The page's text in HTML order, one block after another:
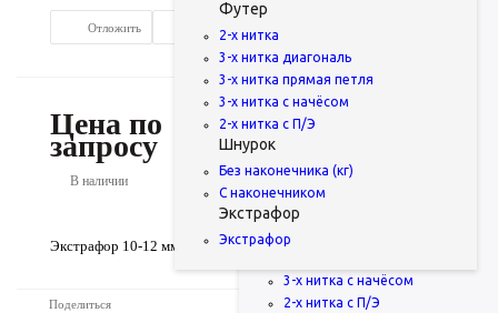
350 гр.м2
Рибана
Хлопок с лайкрой
100% хлопок
С начёсом
Футер
2-х нитка
3-х нитка диагональ
3-х нитка с начёсом
2-х нитка с П/Э
Футер
2-х нитка
3-х нитка диагональ
3-х нитка прямая петля
3-х нитка с начёсом
2-х нитка с П/Э
Шнурок
Без наконечника (кг)
С наконечником
Экстрафор
Экстрафор
Отложить Сравнить
Цена по
запросу
В наличии
Купить в 1 клик
Экстрафор 10-12 мм румяна
Поделиться